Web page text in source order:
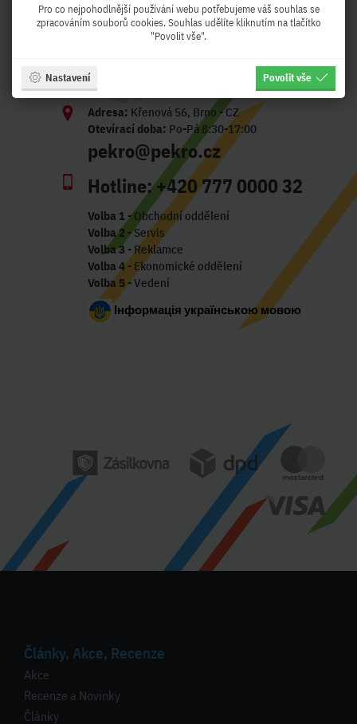
Adresa: Křenová 56, Brno - CZ
Otevírací doba: Po-Pá 8:30-17:00
pekro@pekro.cz
Hotline:+420 777 0000 32
Volba 1- Obchodní oddělení
Volba 2 - Servis
Volba 3 - Reklamce
Volba 4- Ekonomické oddělení
Volba 5- Vedení
Інформація українською мовою
Články, Akce, Recenze
Akce
Recenze a Novinky
Články
Pro co nejpohodlnější používání webu potřebujeme váš souhlas se
zpracováním souborů cookies. Souhlas udělíte kliknutím na tlačítko
"Povolit vše".
Nastavení Povolit vše